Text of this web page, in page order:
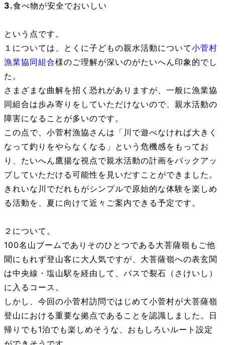
3.食べ物が安全でおいしい
という点です。
１については、とくに子どもの親水活動について小菅村
漁業協同組合様のご理解が深いのがたいへん印象的でし
た。
さまざまな曲解を招く恐れがありますが、一般に漁業協
同組合は歩み寄りをしていただけないので、親水活動の
障害になることが多いのです。
この点で、小菅村漁協さんは「川で遊べなければ大きく
なって釣りをやらなくなる」という危機感をもってお
り、たいへん鷹揚な視点で親水活動の計画をバックアッ
プしていただける可能性を見いだすことができました。
きれいな川でだれもがシンプルで原始的な体験を楽しめ
る活動を、夏に向けて近々ご案内できる予定です。
２について。
100名山ブームでありそのひとつである大菩薩嶺もご他
聞にもれず登山客に大人気ですが、大菩薩嶺への表玄関
は中央線・塩山駅を経由して、バスで裂石（さけいし）
に入るコース。
しかし、今回の小菅村訪問ではじめて小菅村が大菩薩嶺
登山における重要な拠点であることを認識しました。日
帰りでも1泊でも楽しめそうな、おもしろいルート設定